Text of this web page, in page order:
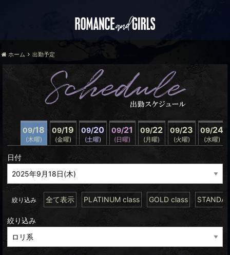
ホーム 出勤予定
09/18
(木曜)
09/19
(金曜)
09/20
(土曜)
09/21
(日曜)
09/22
(月曜)
09/23
(火曜)
09/24
(水曜)
日付
絞り込み 全て表示 PLATINUM class GOLD class
絞り込み